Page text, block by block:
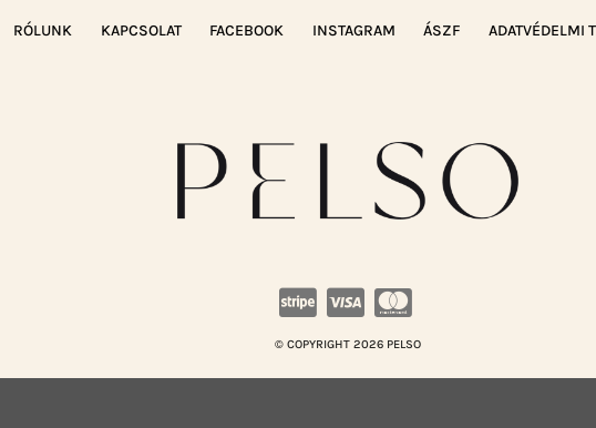
RÓLUNK KAPCSOLAT FACEBOOK INSTAGRAM ÁSZF ADATVÉDELMI
© COPYRIGHT 2026 PELSO